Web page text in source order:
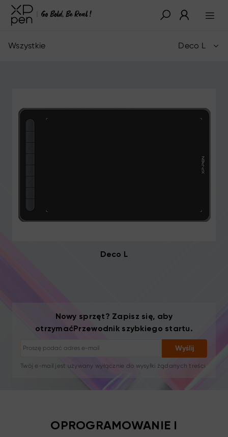
Wszystkie Deco L
Deco L
Nowy sprzęt? Zapisz się, aby
otrzymaćPrzewodnik szybkiego startu.
Wyślij
Porady i rozwiązywanie problemów
Nowe produkty i oferty
Twój e-mail jest używany wyłącznie do wysyłki żądanych treści
Rezygnacja z subskrypcji: jednym kliknięciem
OPROGRAMOWANIE I